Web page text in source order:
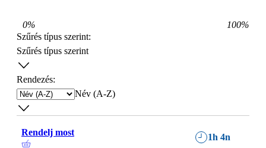
0% 100%
Szűrés típus szerint:
Szűrés típus szerint
Rendezés:
Név (A-Z)
Rendelj most 1h 4n